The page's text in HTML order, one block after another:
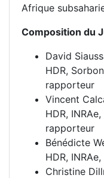
Afrique
Composition du
David
HDR,
rapporteur
Vincent
HDR,
rapporteur
Bénédicte
HDR,
Christine